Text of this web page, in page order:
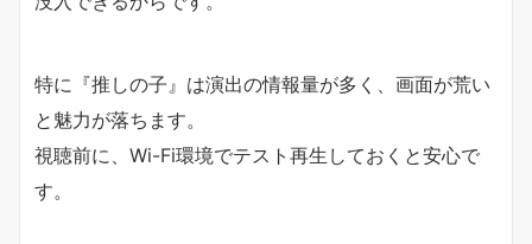
特に『推しの子』は演出の情報量が多く、画面が荒い
と魅力が落ちます。
視聴前に、Wi-Fi環境でテスト再生しておくと安心で
す。